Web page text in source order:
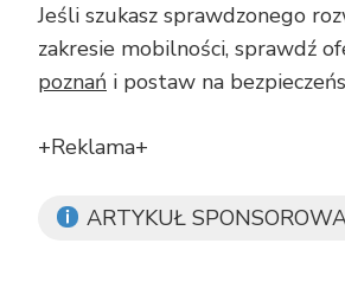
Jeśli szukasz sprawdzonego
zakresie mobilności, sprawdź
poznań i postaw na
+Reklama+
ARTYKUŁ